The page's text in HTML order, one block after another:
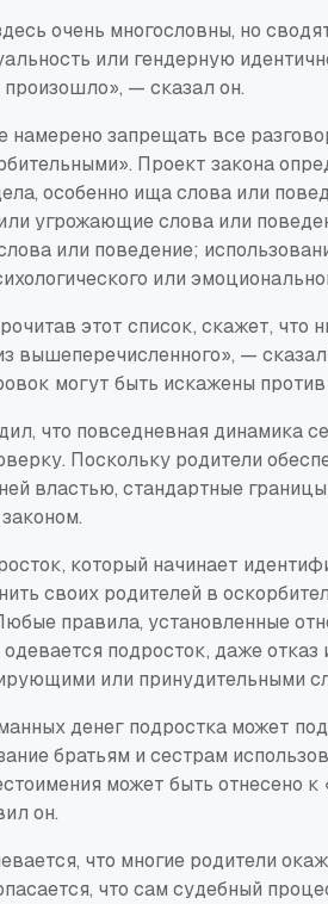
очень многословны, но
или гендерную
произошло», — сказал он.
намерено запрещать все
Проект закона
особенно ища слова или
угрожающие слова или
или поведение;
или
этот список, скажет, что
вышеперечисленного», —
могут быть искажены против
что повседневная динамика
Поскольку родители
властью, стандартные
который начинает
своих родителей в
правила, установленные
подросток, даже
или принудительными
денег подростка может
братьям и сестрам
может быть отнесено
он.
что многие родители
что сам судебный